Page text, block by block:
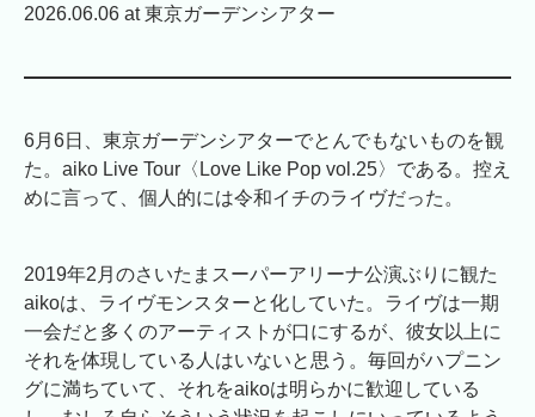
2026.06.06 at 東京ガーデンシアター
6月6日、東京ガーデンシアターでとんでもないものを観
た。aiko Live Tour〈Love Like Pop vol.25〉である。控え
めに言って、個人的には令和イチのライヴだった。
2019年2月のさいたまスーパーアリーナ公演ぶりに観た
aikoは、ライヴモンスターと化していた。ライヴは一期
一会だと多くのアーティストが口にするが、彼女以上に
それを体現している人はいないと思う。毎回がハプニン
グに満ちていて、それをaikoは明らかに歓迎している